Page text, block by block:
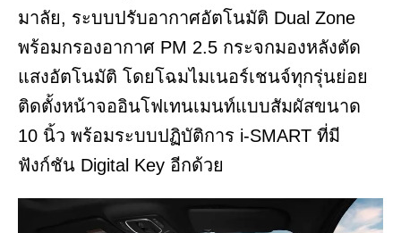
มาลัย, ระบบปรับอากาศอัตโนมัติ Dual Zone
พร้อมกรองอากาศ PM 2.5 กระจกมองหลังตัด
แสงอัตโนมัติ โดยโฉมไมเนอร์เชนจ์ทุกรุ่นย่อย
ติดตั้งหน้าจออินโฟเทนเมนท์แบบสัมผัสขนาด
10 นิ้ว พร้อมระบบปฏิบัติการ i-SMART ที่มี
ฟังก์ชัน Digital Key อีกด้วย